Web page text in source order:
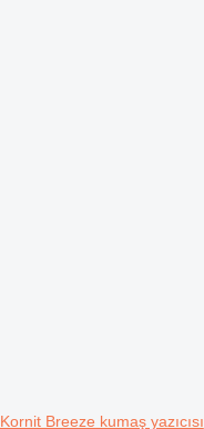
Kornit Breeze kumaş yazıcısı